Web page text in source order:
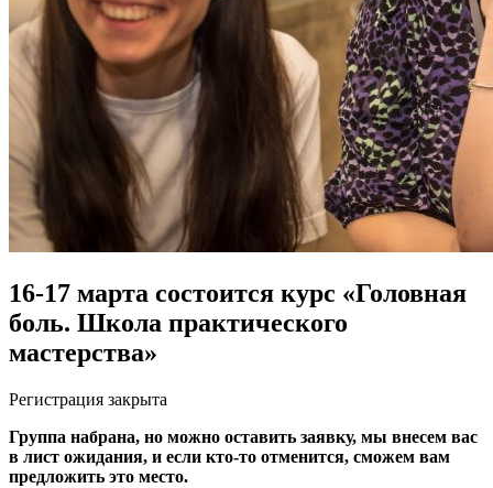
16-17 марта состоится курс «Головная
боль. Школа практического
мастерства»
Регистрация закрыта
Группа набрана, но можно оставить заявку, мы внесем вас
в лист ожидания, и если кто-то отменится, сможем вам
предложить это место.